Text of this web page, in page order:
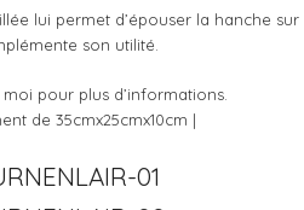
lui permet d’épouser la hanche sur
son utilité.
pour plus d’informations.
de 35cmx25cmx10cm |